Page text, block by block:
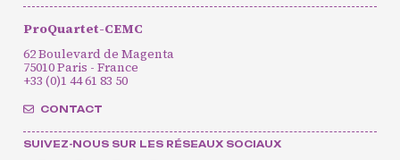
ProQuartet-CEMC
62 Boulevard de Magenta
75010 Paris - France
+33 (0)1 44 61 83 50
CONTACT
SUIVEZ-NOUS SUR LES RÉSEAUX SOCIAUX
Agenda
Actualités
Soutenir ProQuartet
Vidéos des masterclasses